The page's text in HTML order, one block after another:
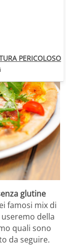
fatta in
glutine
famosi mix di
della
quali sono
da seguire.
PERICOLOSO